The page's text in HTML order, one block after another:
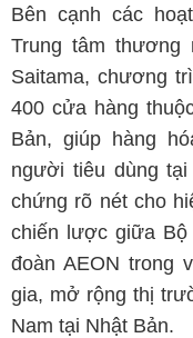
Bên cạnh các
Trung tâm thương
Saitama, chương
400 cửa hàng
Bản, giúp hàng
người tiêu dùng
chứng rõ nét cho
chiến lược giữa
đoàn AEON trong
gia, mở rộng thị
Nam tại Nhật Bản.